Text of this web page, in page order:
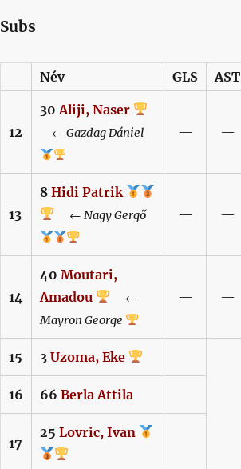
Subs
Név GLS AST
12
30 Aliji, Naser
← GazdagDániel — —
13
8 Hidi Patrik
← NagyGergő — —
14
40 Moutari,
Amadou
←
Mayron George
— —
15 3 Uzoma, Eke
16 66 Berla Attila
17
25 Lovric, Ivan